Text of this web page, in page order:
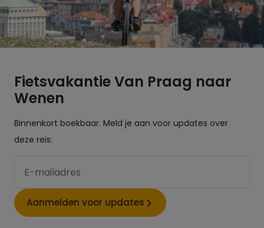
Fietsvakantie Van Praag naar
Wenen
Binnenkort boekbaar. Meld je aan voor updates over
deze reis:
Aanmelden voor updates